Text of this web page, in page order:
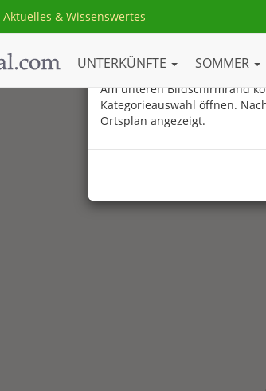
Aktuelles & Wissenswertes
UNTERKÜNFTE SOMMER
Am unteren Bildschirmrand
Kategorieauswahl öffnen.
Ortsplan angezeigt.